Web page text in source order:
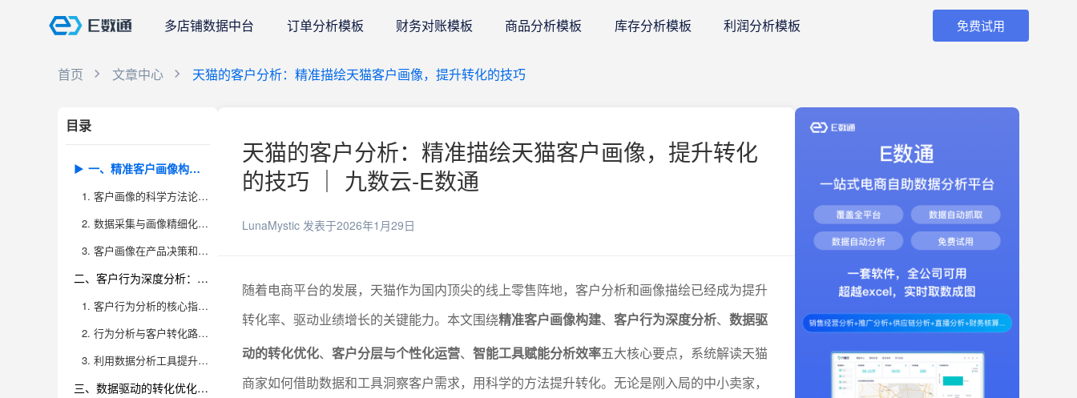
多店铺数据中台 订单分析模板 财务对账模板 商品分析模板 库存分析模板 利润分析模板 免费试用
首页 文章中心 天猫的客户分析：精准描绘天猫客户画像，提升转化的技巧
目录
一、精准客户画像构建：数据驱动，细分群体，为转化打基础
1. 客户画像的科学方法论与实施步骤
2. 数据采集与画像精细化的常见误区与优化建议
3. 客户画像在产品决策和营销活动中的实际应用
二、客户行为深度分析：追踪路径，洞察动机，优化运营细节
1. 客户行为分析的核心指标与数据来源
2. 行为分析与客户转化路径优化的实战策略
3. 利用数据分析工具提升行为洞察能力
三、数据驱动的转化优化：发现瓶颈，迭代体验，提升转化率
天猫的客户分析：精准描绘天猫客户画像，提升转化
的技巧 ｜ 九数云-E数通
LunaMystic 发表于2026年1月29日
随着电商平台的发展，天猫作为国内顶尖的线上零售阵地，客户分析和画像描绘已经成为提升
转化率、驱动业绩增长的关键能力。本文围绕精准客户画像构建、 客户行为深度分析、 数据驱
动的转化优化、 客户分层与个性化运营、 智能工具赋能分析效率五大核心要点，系统解读天猫
商家如何借助数据和工具洞察客户需求，用科学的方法提升转化。无论是刚入局的中小卖家，